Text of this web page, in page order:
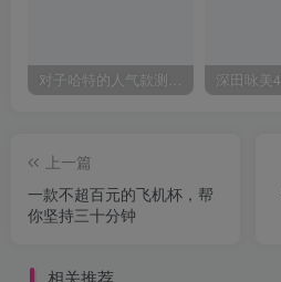
对子哈特的人气款测评，推荐！
上一篇
一款不超百元的飞机杯，帮
你坚持三十分钟